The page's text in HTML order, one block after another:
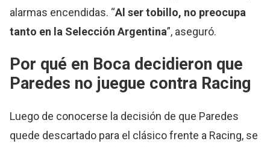
alarmas encendidas. “Al ser tobillo, no preocupa
tanto en la Selección Argentina”, aseguró.
Por qué en Boca decidieron que
Paredes no juegue contra Racing
Luego de conocerse la decisión de que Paredes
quede descartado para el clásico frente a Racing, se